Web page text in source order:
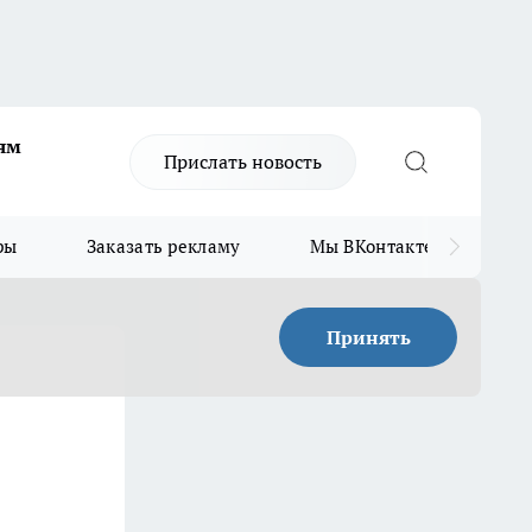
Прислать новость
Заказать рекламу Мы ВКонтакте
Принять